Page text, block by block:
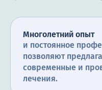
Многолетний опыт
и постоянное
позволяют
современные и
лечения.